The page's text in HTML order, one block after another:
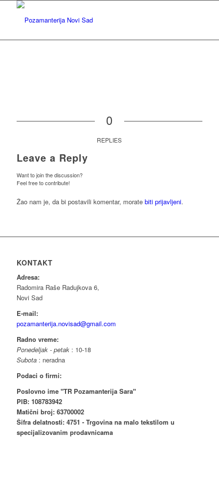
0
REPLIES
Leave a Reply
Want to join the discussion?
Feel free to contribute!
Žao nam je, da bi postavili komentar, morate biti prijavljeni.
KONTAKT
Adresa:
Radomira Raše Radujkova 6,
Novi Sad
E-mail:
pozamanterija.novisad@gmail.com
Radno vreme:
Ponedeljak - petak: 10-18
Subota: neradna
Podaci o firmi:
Poslovno ime "TR Pozamanterija Sara"
PIB: 108783942
Matični broj: 63700002
Šifra delatnosti: 4751 - Trgovina na malo tekstilom u
specijalizovanim prodavnicama